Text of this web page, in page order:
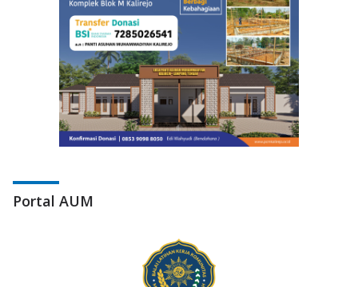
Portal AUM